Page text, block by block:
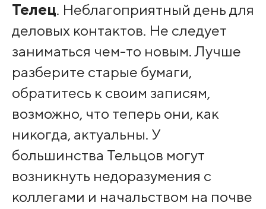
Телец. Неблагоприятный день для
деловых контактов. Не следует
заниматься чем-то новым. Лучше
разберите старые бумаги,
обратитесь к своим записям,
возможно, что теперь они, как
никогда, актуальны. У
большинства Тельцов могут
возникнуть недоразумения с
коллегами и начальством на почве